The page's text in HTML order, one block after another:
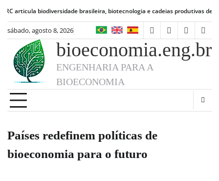
content
biodiversidade brasileira, biotecnologia e cadeias produtivas de alimentos
sábado, agosto 8, 2026 facebookinstagram
linkedin
bioeconomia.eng.br
ENGENHARIA PARA A
BIOECONOMIA
Países redefinem políticas de
bioeconomia para o futuro